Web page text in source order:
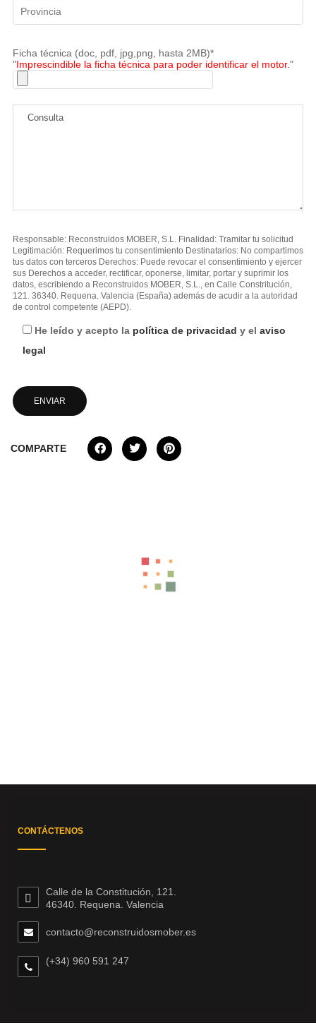
Ficha técnica (doc, pdf, jpg,png, hasta 2MB)*
"Imprescindible la ficha técnica para poder identificar el motor."
Responsable: Reconstruidos MOBER, S.L. Finalidad: Tramitar tu solicitud
Legitimación: Requerimos tu consentimiento Destinatarios: No compartimos
tus datos con terceros Derechos: Puede revocar el consentimiento y ejercer
sus Derechos a acceder, rectificar, oponerse, limitar, portar y suprimir los
datos, escribiendo a Reconstruidos MOBER, S.L., en Calle Constritución,
121. 36340. Requena. Valencia (España) además de acudir a la autoridad
de control competente (AEPD).
He leído y acepto la política de privacidad y el aviso
legal
COMPARTE
CONTÁCTENOS
Calle de la Constitución, 121.
46340. Requena. Valencia
contacto@reconstruidosmober.es
(+34) 960 591 247